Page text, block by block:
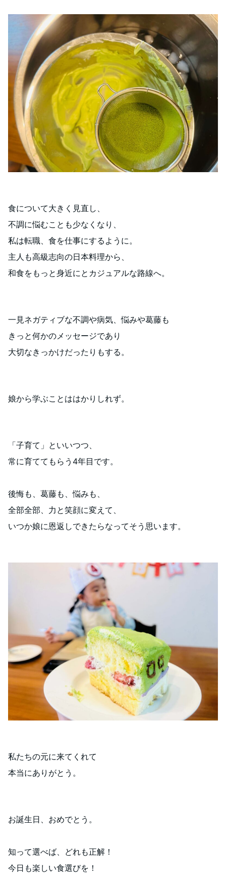
食について大きく見直し、
不調に悩むことも少なくなり、
私は転職、食を仕事にするように。
主人も高級志向の日本料理から、
和食をもっと身近にとカジュアルな路線へ。
一見ネガティブな不調や病気、悩みや葛藤も
きっと何かのメッセージであり
大切なきっかけだったりもする。
娘から学ぶことははかりしれず。
「子育て」といいつつ、
常に育ててもらう4年目です。
後悔も、葛藤も、悩みも、
全部全部、力と笑顔に変えて、
いつか娘に恩返しできたらなってそう思います。
私たちの元に来てくれて
本当にありがとう。
お誕生日、おめでとう。
知って選べば、どれも正解！
今日も楽しい食選びを！